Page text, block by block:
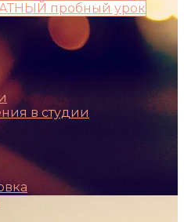
пробный урок
в студии